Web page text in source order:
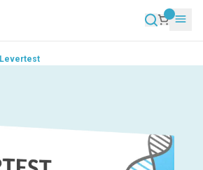
Levertest